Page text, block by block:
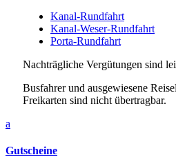
Kanal-Rundfahrt
Kanal-Weser-Rundfahrt
Porta-Rundfahrt
Nachträgliche Vergütungen sind
Busfahrer und ausgewiesene
Freikarten sind nicht übertragbar.
a
Gutscheine